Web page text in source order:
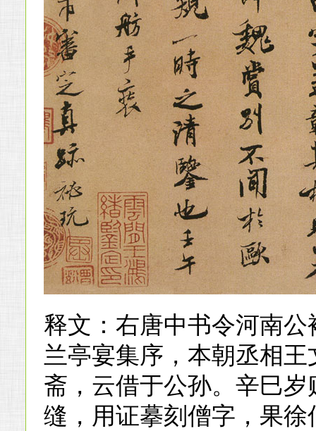
释文：右唐中书令河南
兰亭宴集序，本朝丞相
斋，云借于公孙。辛巳
缝，用证摹刻僧字，果